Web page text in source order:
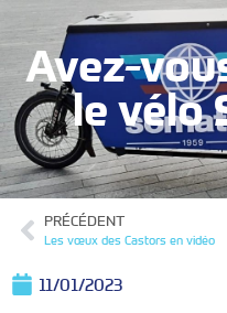
Avez-
le vélo
PRÉCÉDENT
Les vœux des Castors en vidéo
11/01/2023